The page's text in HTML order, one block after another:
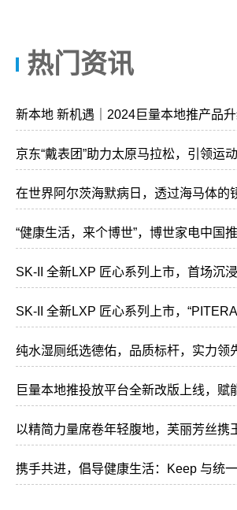
热门资讯
新本地 新机遇｜2024巨量本地推产品
京东“戴表团”助力太原马拉松，引领运
在世界阿尔茨海默病日，透过海马体的
“健康生活，来个博世”，博世家电中国
SK-II 全新LXP 匠心系列上市，首场沉
SK-II 全新LXP 匠心系列上市，
纯水湿厕纸选德佑，品质标杆，实力领
巨量本地推投放平台全新改版上线，赋
以精简力量席卷年轻腹地，芙丽芳丝携
携手共进，倡导健康生活：Keep 与统